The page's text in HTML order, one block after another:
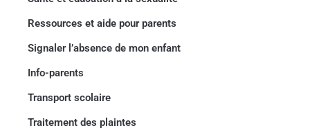
Ressources et aide pour parents
Signaler l’absence de mon enfant
Info-parents
Transport scolaire
Traitement des plaintes